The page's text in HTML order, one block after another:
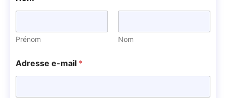
Prénom Nom
Adresse e-mail *